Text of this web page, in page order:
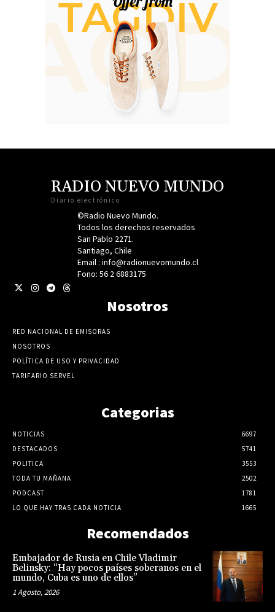
RADIO NUEVO MUNDO
Diario electrónico
©Radio Nuevo Mundo.
Todos los derechos reservados
San Pablo 2271.
Santiago, Chile
Email : info@radionuevomundo.cl
Fono: 56 2 6883175
Nosotros
RED NACIONAL DE EMISORAS
NOSOTROS
POLÍTICA DE USO Y PRIVACIDAD
TARIFARIO SERVEL
Categorias
NOTICIAS
6697
DESTACADOS
5741
POLITICA
3553
TODA TU MAÑANA
2502
PODCAST
1781
LO QUE HAY TRAS CADA NOTICIA
1665
Recomendados
Embajador de Rusia en Chile Vladimir
Belinsky: “Hay pocos países soberanos en el
mundo, Cuba es uno de ellos”
1 Agosto, 2026